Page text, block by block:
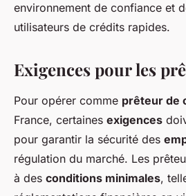
environnement de confiance et
utilisateurs de crédits rapides.
Exigences pour les
Pour opérer comme prêteur de
France, certaines exigences
pour garantir la sécurité des
régulation du marché. Les
à des conditions minimales,